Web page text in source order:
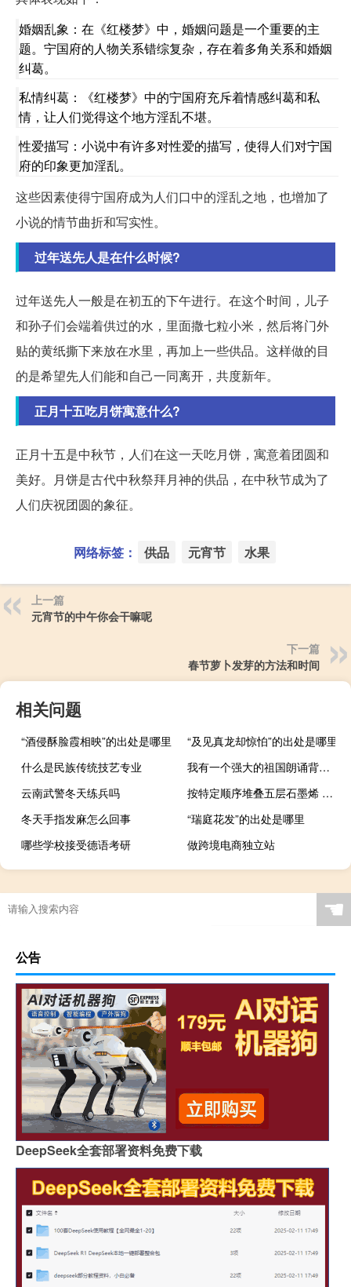
婚姻乱象：在《红楼梦》中，婚姻问题是一个重要的主
题。宁国府的人物关系错综复杂，存在着多角关系和婚姻
纠葛。
私情纠葛：《红楼梦》中的宁国府充斥着情感纠葛和私
情，让人们觉得这个地方淫乱不堪。
性爱描写：小说中有许多对性爱的描写，使得人们对宁国
府的印象更加淫乱。
这些因素使得宁国府成为人们口中的淫乱之地，也增加了
小说的情节曲折和写实性。
过年送先人是在什么时候?
过年送先人一般是在初五的下午进行。在这个时间，儿子
和孙子们会端着供过的水，里面撒七粒小米，然后将门外
贴的黄纸撕下来放在水里，再加上一些供品。这样做的目
的是希望先人们能和自己一同离开，共度新年。
正月十五吃月饼寓意什么?
正月十五是中秋节，人们在这一天吃月饼，寓意着团圆和
美好。月饼是古代中秋祭拜月神的供品，在中秋节成为了
人们庆祝团圆的象征。
网络标签： 供品 元宵节 水果
上一篇
元宵节的中午你会干嘛呢
下一篇
春节萝卜发芽的方法和时间
相关问题
“酒侵酥脸霞相映”的出处是哪里
“及见真龙却惊怕”的出处是哪里
什么是民族传统技艺专业
我有一个强大的祖国朗诵背景音乐伴奏（我有一个强大的祖国朗诵背景音乐）
云南武警冬天练兵吗
按特定顺序堆叠五层石墨烯 铅笔芯巧变电子“黄金”
冬天手指发麻怎么回事
“瑞庭花发”的出处是哪里
哪些学校接受德语考研
做跨境电商独立站
☚
公告
DeepSeek全套部署资料免费下载